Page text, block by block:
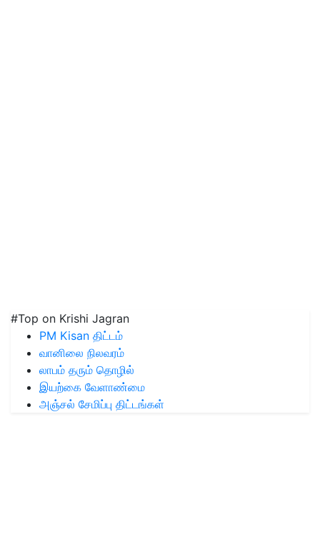
#Top on Krishi Jagran
PM Kisan திட்டம்
வானிலை நிலவரம்
லாபம் தரும் தொழில்
இயற்கை வேளாண்மை
அஞ்சல் சேமிப்பு திட்டங்கள்